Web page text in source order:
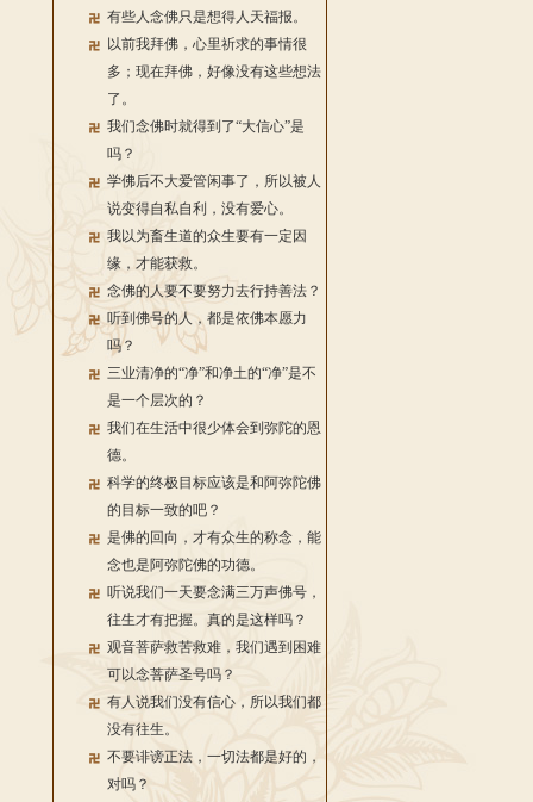
有些人念佛只是想得人天福报。
以前我拜佛，心里祈求的事情很
多；现在拜佛，好像没有这些想法
了。
我们念佛时就得到了“大信心”是
吗？
学佛后不大爱管闲事了，所以被人
说变得自私自利，没有爱心。
我以为畜生道的众生要有一定因
缘，才能获救。
念佛的人要不要努力去行持善法？
听到佛号的人，都是依佛本愿力
吗？
三业清净的“净”和净土的“净”是不
是一个层次的？
我们在生活中很少体会到弥陀的恩
德。
科学的终极目标应该是和阿弥陀佛
的目标一致的吧？
是佛的回向，才有众生的称念，能
念也是阿弥陀佛的功德。
听说我们一天要念满三万声佛号，
往生才有把握。真的是这样吗？
观音菩萨救苦救难，我们遇到困难
可以念菩萨圣号吗？
有人说我们没有信心，所以我们都
没有往生。
不要诽谤正法，一切法都是好的，
对吗？